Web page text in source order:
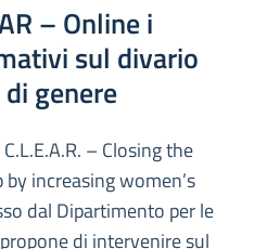
– Online i
sul divario
genere
– Closing the
increasing women’s
dal Dipartimento per le
di intervenire sul